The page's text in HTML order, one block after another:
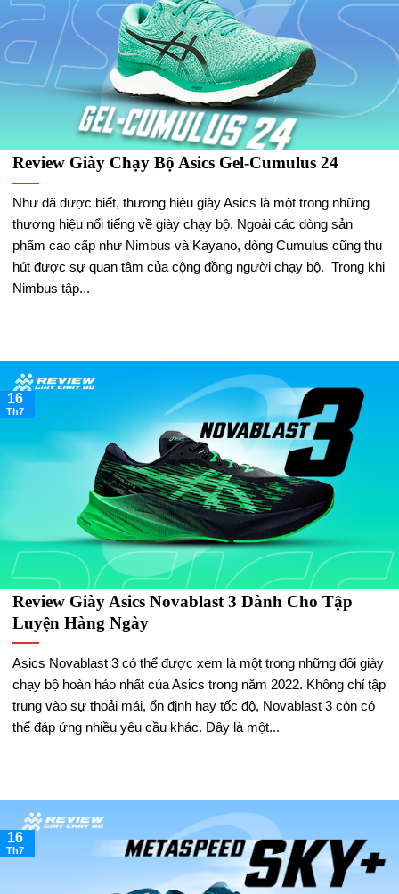
Review Giày Chạy Bộ Asics Gel-Cumulus 24
Như đã được biết, thương hiệu giày Asics là một trong những
thương hiệu nổi tiếng về giày chạy bộ. Ngoài các dòng sản
phẩm cao cấp như Nimbus và Kayano, dòng Cumulus cũng thu
hút được sự quan tâm của cộng đồng người chạy bộ. Trong khi
Nimbus tập...
Review Giày Asics Novablast 3 Dành Cho Tập
Luyện Hàng Ngày
Asics Novablast 3 có thể được xem là một trong những đôi giày
chạy bộ hoàn hảo nhất của Asics trong năm 2022. Không chỉ tập
trung vào sự thoải mái, ổn định hay tốc độ, Novablast 3 còn có
thể đáp ứng nhiều yêu cầu khác. Đây là một...
16
Th7
16
Th7